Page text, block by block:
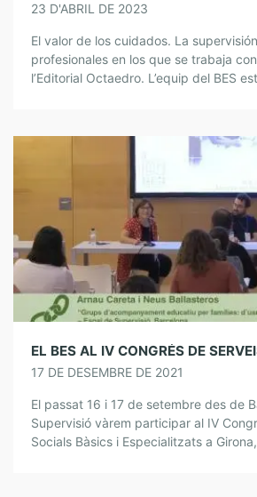
23 D'ABRIL DE 2023
El valor de los cuidados. La
profesionales en los que se trabaja
l’Editorial Octaedro. L’equip del BES
17 DE DESEMBRE DE 2021
El passat 16 i 17 de setembre des de
Supervisió vàrem participar al IV
Socials Bàsics i Especialitzats a